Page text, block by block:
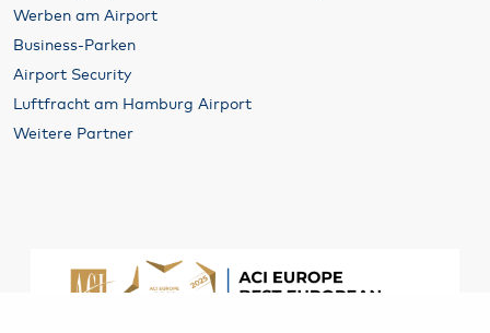
Werben am Airport
Business-Parken
Airport Security
Luftfracht am Hamburg Airport
Weitere Partner